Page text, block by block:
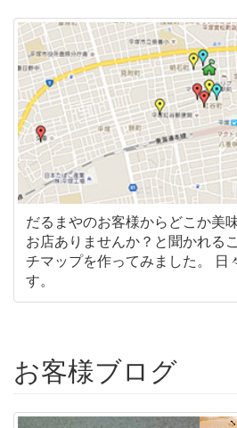
だるまやのお客様からどこか美
お店ありませんか？と聞かれる
チマップを作ってみました。 日
す。
お客様ブログ